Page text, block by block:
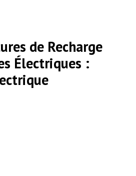
de Recharge
Électriques :